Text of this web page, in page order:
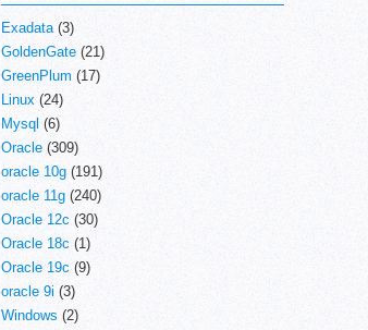
Exadata(3)
GoldenGate (21)
GreenPlum (17)
Linux (24)
Mysql (6)
Oracle (309)
oracle 10g (191)
oracle 11g (240)
Oracle 12c (30)
Oracle 18c (1)
Oracle 19c (9)
oracle 9i (3)
Windows (2)